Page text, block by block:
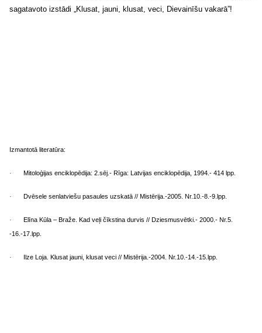
sagatavoto izstādi „Klusat, jauni, klusat, veci, Dievainīšu vakarā”!
Izmantotā literatūra:
· Mitoloģijas enciklopēdija: 2.sēj.- Rīga: Latvijas enciklopēdija, 1994.- 414 lpp.
· Dvēsele senlatviešu pasaules uzskatā // Mistērija.-2005. Nr.10.-8.-9.lpp.
·
Elīna Kūla – Braže. Kad veļi čīkstina durvis // Dziesmusvētki.- 2000.- Nr.5.
-16.-17.lpp.
· Ilze Loja. Klusat jauni, klusat veci // Mistērija.-2004. Nr.10.-14.-15.lpp.